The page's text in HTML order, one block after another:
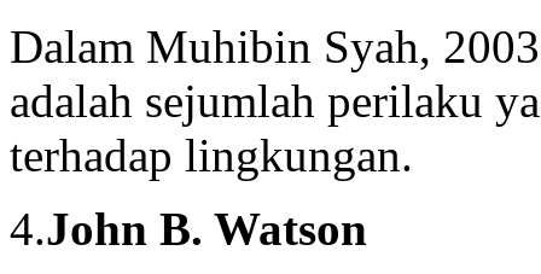
Dalam Muhibin Syah,
adalah sejumlah perilaku
terhadap lingkungan.
4.John B. Watson